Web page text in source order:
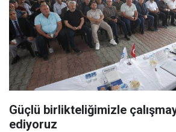
Güçlü birlikteliğimizle
ediyoruz